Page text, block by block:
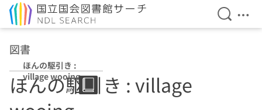
検索を
メ
図書
ほんの駆引き :
village wooing
ほんの駆引き : village